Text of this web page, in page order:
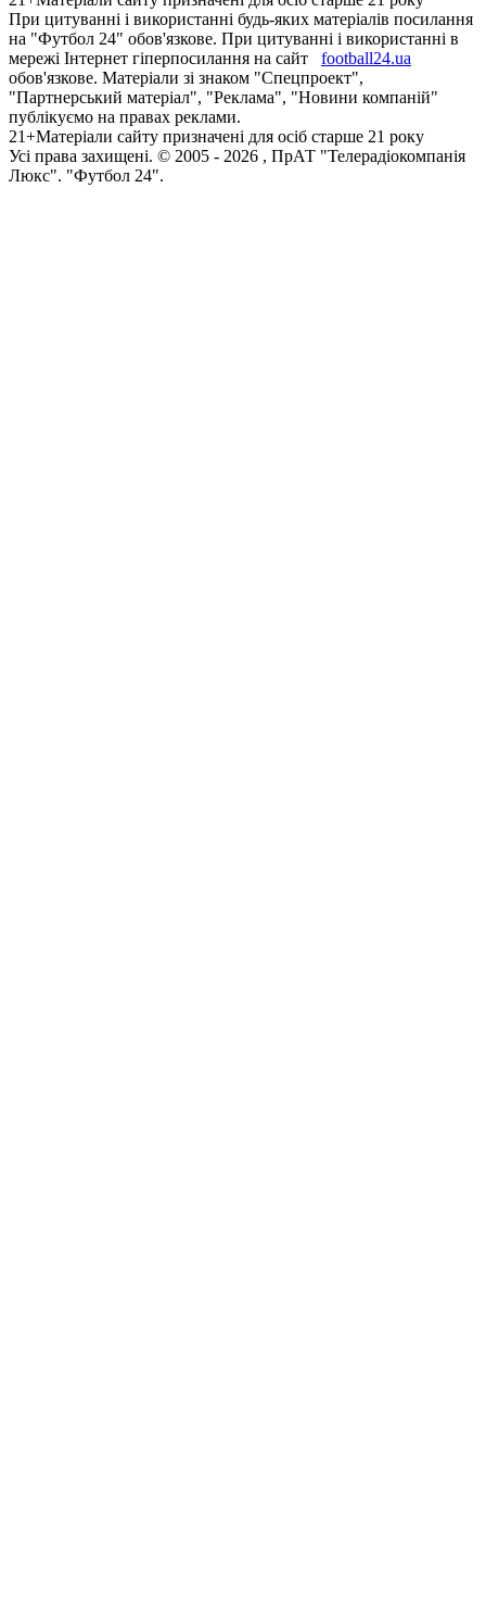
При цитуванні і використанні будь-яких матеріалів посилання
на "Футбол 24" обов'язкове. При цитуванні і використанні в
мережі Інтернет гіперпосилання на сайт
football24.ua
обов'язкове. Матеріали зі знаком "Спецпроект",
"Партнерський матеріал", "Реклама", "Новини компаній"
публікуємо на правах реклами.
21+Матеріали сайту призначені для осіб старше 21 року
Усi права захищенi. © 2005 - 2026 , ПрАТ "Телерадіокомпанія
Люкс". "Футбол 24".